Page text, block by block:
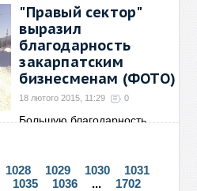
горно-пехотной бригады
"Правый сектор"
выразил
благодарность
закарпатским
бизнесменам (ФОТО)
18 лютого 2015, 11:29 0
Большую благодарность
1028 1029 1030
1031
1035 1036 ... 1702